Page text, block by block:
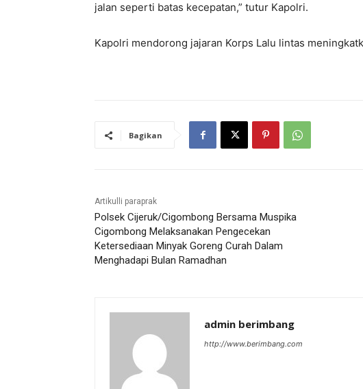
jalan seperti batas kecepatan,” tutur Kapolri.
Kapolri mendorong jajaran Korps Lalu lintas
Bagikan
Artikulli paraprak
Polsek Cijeruk/Cigombong Bersama Muspika
Cigombong Melaksanakan Pengecekan
Ketersediaan Minyak Goreng Curah Dalam
Menghadapi Bulan Ramadhan
admin berimbang
http://www.berimbang.com